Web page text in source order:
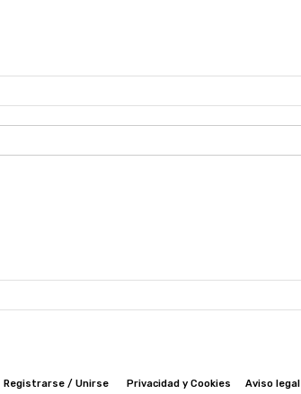
Registrarse / Unirse Privacidad y Cookies Aviso legal